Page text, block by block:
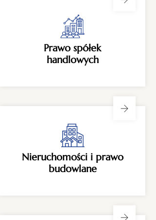
Prawo spółek
handlowych
Nieruchomości i prawo
budowlane